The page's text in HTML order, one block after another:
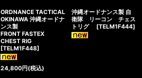
ORDNANCE TACTICAL
OKINAWA 沖縄オードナ
ンス製
FRONT FASTEX
CHEST RIG
[TELM1F448]
24,800円(税込)
沖縄オードナンス製 自
衛隊 リーコン チェス
トリグ
[TELM1F444]